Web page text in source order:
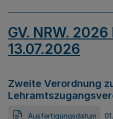
GV. NRW.
13.07.2026
Zweite Verordnung
Ausfertigungsdatum